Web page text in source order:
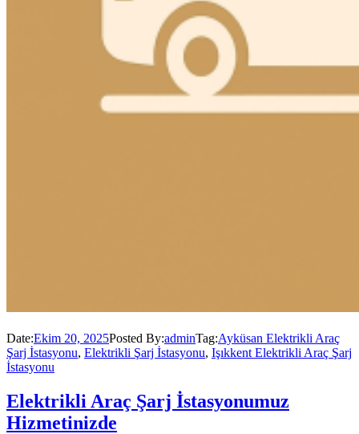
Date:Ekim 20, 2025Posted By:adminTag:Ayküsan Elektrikli Araç
Şarj İstasyonu, Elektrikli Şarj İstasyonu, Işıkkent Elektrikli Araç Şarj
İstasyonu
Elektrikli Araç Şarj İstasyonumuz
Hizmetinizde